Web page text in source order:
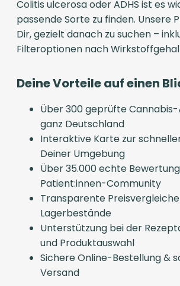
Colitis ulcerosa oder ADHS ist es
passende Sorte zu finden. Unsere
Dir, gezielt danach zu suchen –
Filteroptionen nach
Deine Vorteile auf einen
Über 300 geprüfte
ganz Deutschland
Interaktive Karte zur
Deiner Umgebung
Über 35.000 echte
Patient:innen-Community
Transparente
Lagerbestände
Unterstützung bei der
und Produktauswahl
Sichere Online-Bestellung &
Versand